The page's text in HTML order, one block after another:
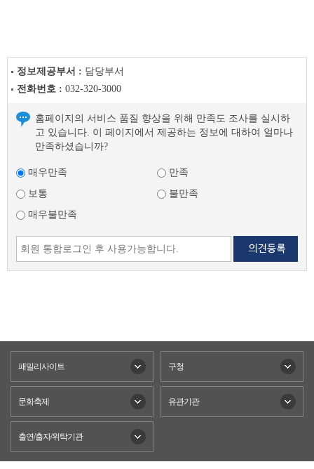
정보제공부서 : 담당부서
전화번호 : 032-320-3000
홈페이지의 서비스 품질 향상을 위해 만족도 조사를 실시하
고 있습니다. 이 페이지에서 제공하는 정보에 대하여 얼마나
만족하셨습니까?
매우만족
만족
보통
불만족
매우불만족
패밀리사이트 구청
문화축제 유관기관
출연/출자/위탁기관